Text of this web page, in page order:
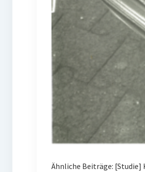
Ähnliche Beiträge: [Studie]